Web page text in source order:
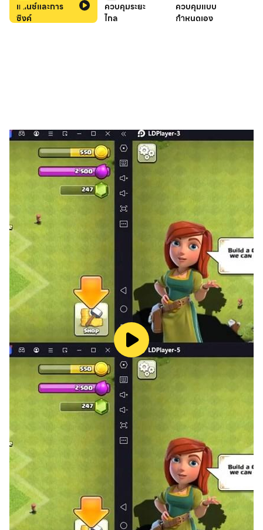
Explore everything from famous landmarks to hidden roads
and sharpen your geography skills with every guess.
Customize your avatar and make your profile your own.
In-app purchases & subscriptions
Additional content and features require a subscription.
Availability and pricing may vary by region.
Support:
Are you experiencing issues? Visit
https://www.geoguessr.com/support or email us at
support@geoguessr.com for further help.
Terms of use:
https://www.geoguessr.com/terms
Privacy policy:
https://www.geoguessr.com/privacy
แตนซ์และการ
ซิงค์
ควบคุมระยะ
ไกล
ควบคุมแบบ
กำหนดเอง